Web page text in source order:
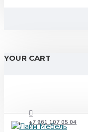
YOUR CART
+7 961 107 05 04